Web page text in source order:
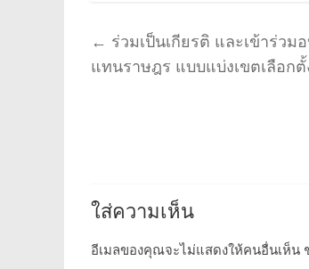
← ร่วมเป็นเกียรติ และเข้าร่ว
แทนราษฎร แบบแบ่งเขตเลือก
ใส่ความเห็น
อีเมลของคุณจะไม่แสดงให้คนอื่นเห็น